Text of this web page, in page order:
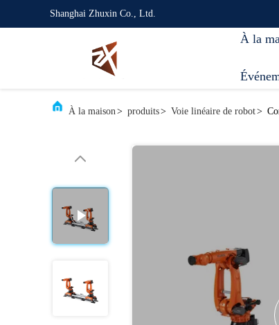
Shanghai Zhuxin Co., Ltd.
À la
À la maison> produits> Voie linéaire de robot>